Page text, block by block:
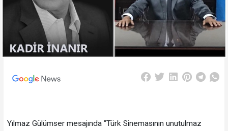
Yılmaz Gülümser mesajında "Türk Sinemasının unutulmaz